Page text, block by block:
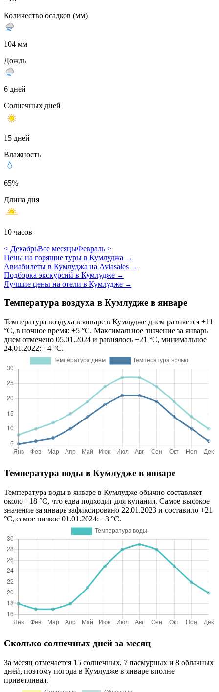
Количество осадков (мм)
104 мм
Дождь
6 дней
Солнечных дней
15 дней
Влажность
65%
Длина дня
10 часов
< ДекабрьВсе месяцыФевраль >
Цены на горящие туры в Кумлуджа →
Авиабилеты в Кумлуджа на Aviasales →
Подборка экскурсий в Кумлудже →
Лучшие цены на отели в Кумлудже →
Температура воздуха в Кумлудже в январе
Температура воздуха в январе в Кумлудже днем равняется +11
°C, в ночное время: +5 °C. Максимальное значение за январь
днем отмечено 05.01.2024 и равнялось +21 °C, минимальное
24.01.2022: +4 °C.
Температура воды в Кумлудже в январе
Температура воды в январе в Кумлудже обычно составляет
около +18 °C, что едва подходит для купания. Самое высокое
значение за январь зафиксировано 22.01.2023 и составило +21
°C, самое низкое 01.01.2024: +3 °C.
Сколько солнечных дней за месяц
За месяц отмечается 15 солнечных, 7 пасмурных и 8 облачных
дней, поэтому погода в Кумлудже в январе вполне
приветливая.